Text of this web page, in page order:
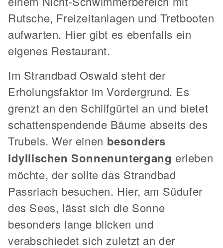
Rutsche, Freizeitanlagen und Tretbooten
aufwarten. Hier gibt es ebenfalls ein
eigenes Restaurant.
Im Strandbad Oswald steht der
Erholungsfaktor im Vordergrund. Es
grenzt an den Schilfgürtel an und bietet
schattenspendende Bäume abseits des
Trubels. Wer einen besonders
idyllischen Sonnenuntergang erleben
möchte, der sollte das Strandbad
Passriach besuchen. Hier, am Südufer
des Sees, lässt sich die Sonne
besonders lange blicken und
verabschiedet sich zuletzt an der